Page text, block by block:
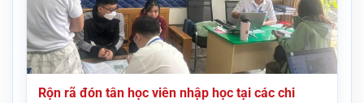
Rộn rã đón tân học viên nhập học tại các chi